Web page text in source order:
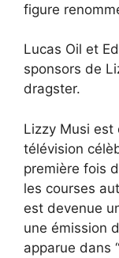
figure
Lucas Oil et
sponsors de
dragster.
Lizzy Musi est
télévision
première fois
les courses
est devenue
une émission
apparue dans